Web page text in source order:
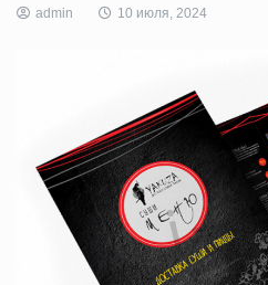
admin 10 июля, 2024